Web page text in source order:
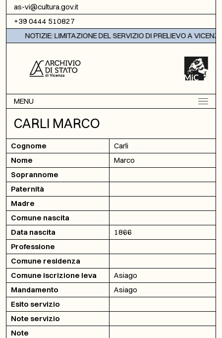
Vai al contenuto
as-vi@cultura.gov.it
+39 0444 510827
NOTIZIE: LIMITAZIONE DEL SERVIZIO DI PRELIEVO A VICENZA
MENU
CARLI MARCO
Cognome
Carli
Nome
Marco
Soprannome
Paternità
Madre
Comune nascita
Data nascita
1866
Professione
Comune residenza
Comune iscrizione leva
Asiago
Mandamento
Asiago
Esito servizio
Note servizio
Note